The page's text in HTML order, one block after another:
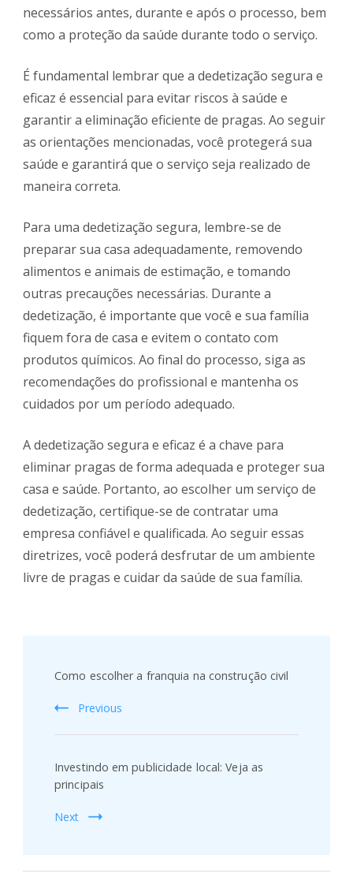
necessários antes, durante e após o processo, bem
como a proteção da saúde durante todo o serviço.
É fundamental lembrar que a dedetização segura e
eficaz é essencial para evitar riscos à saúde e
garantir a eliminação eficiente de pragas. Ao seguir
as orientações mencionadas, você protegerá sua
saúde e garantirá que o serviço seja realizado de
maneira correta.
Para uma dedetização segura, lembre-se de
preparar sua casa adequadamente, removendo
alimentos e animais de estimação, e tomando
outras precauções necessárias. Durante a
dedetização, é importante que você e sua família
fiquem fora de casa e evitem o contato com
produtos químicos. Ao final do processo, siga as
recomendações do profissional e mantenha os
cuidados por um período adequado.
A dedetização segura e eficaz é a chave para
eliminar pragas de forma adequada e proteger sua
casa e saúde. Portanto, ao escolher um serviço de
dedetização, certifique-se de contratar uma
empresa confiável e qualificada. Ao seguir essas
diretrizes, você poderá desfrutar de um ambiente
livre de pragas e cuidar da saúde de sua família.
Navigation
Como escolher a franquia na construção civil
Previous
Investindo em publicidade local: Veja as
principais
Next